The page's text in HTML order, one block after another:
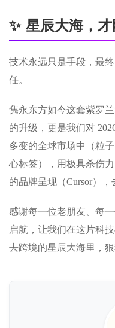
✨ 星辰大海，
技术永远只是手段，最
任。
隽永东方如今这套紫罗
的升级，更是我们对
多变的全球市场中（粒
心标签），用极具杀伤
的品牌呈现（Cursor），
感谢每一位老朋友、每
启航，让我们在这片科
去跨境的星辰大海里，